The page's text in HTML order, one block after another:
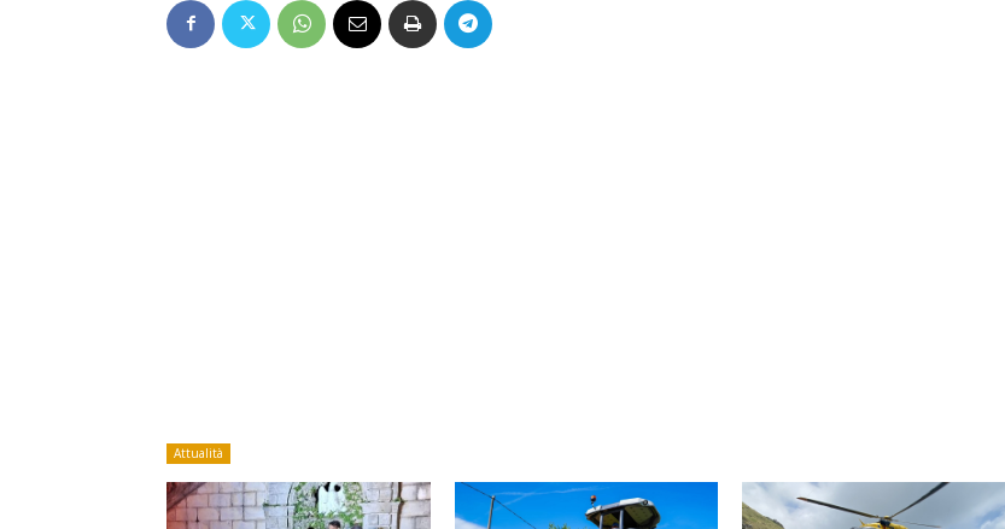
Attualità